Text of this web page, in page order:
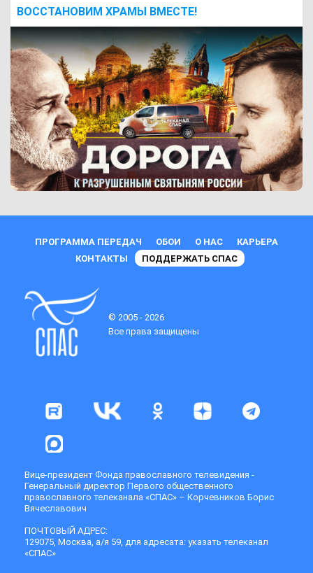
ВОCСТАНОВИМ ХРАМЫ ВМЕСТЕ!
ПРОГРАММА ПЕРЕДАЧ ОБОИ О НАС
КАРЬЕРА
КОНТАКТЫ
ПОДДЕРЖАТЬ СПАС
© 2005 - 2026
Все права защищены
Вице-президент Фонда православного телевидения -
Генеральный директор Первого общественного
православного телеканала «СПАС» – Корчевников Борис
Вячеславович
ПОЧТОВЫЙ АДРЕС:
129075, Москва, а/я 59, для адресата: указать телеканал
«СПАС»